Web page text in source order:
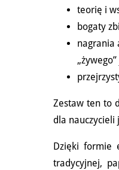
teorię i
bogaty
nagrania
Zestaw ten to
dla nauczycieli
Dzięki formie
tradycyjnej,